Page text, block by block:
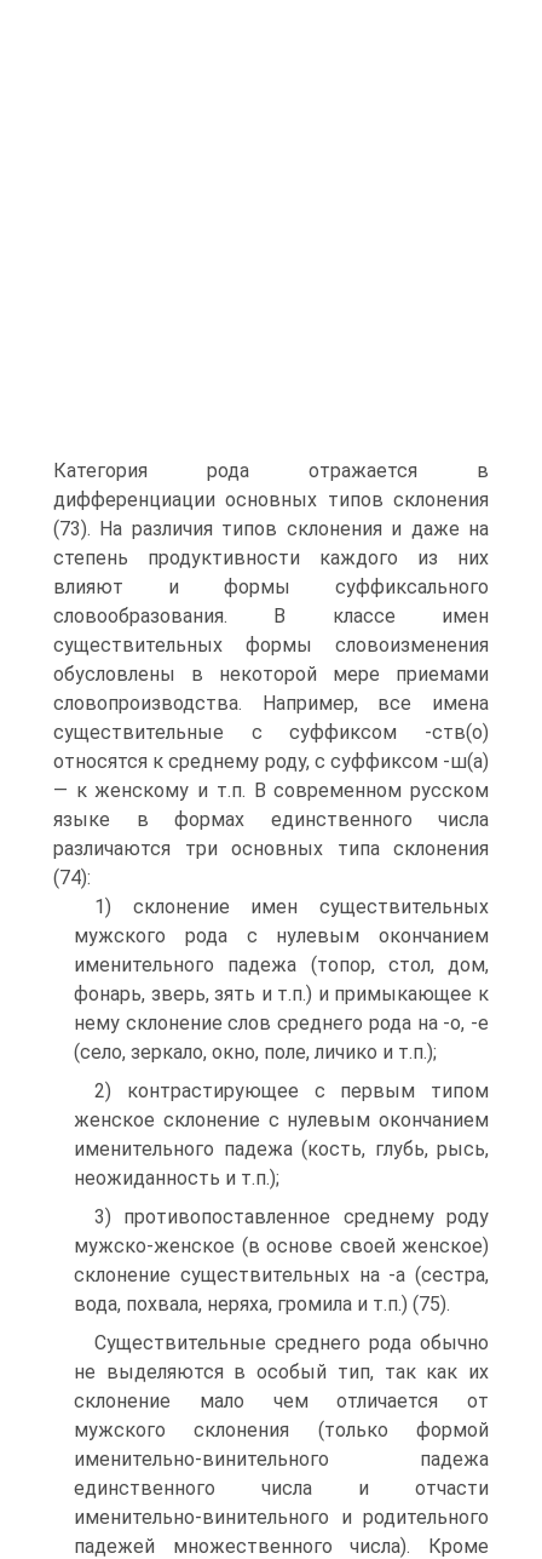
Категория рода отражается в
дифференциации основных типов склонения
(73). На различия типов склонения и даже на
степень продуктивности каждого из них
влияют и формы суффиксального
словообразования. В классе имен
существительных формы словоизменения
обусловлены в некоторой мере приемами
словопроизводства. Например, все имена
существительные с суффиксом -ств(о)
относятся к среднему роду, с суффиксом -ш(а)
— к женскому и т.п. В современном русском
языке в формах единственного числа
различаются три основных типа склонения
(74):
1) склонение имен существительных
мужского рода с нулевым окончанием
именительного падежа (топор, стол, дом,
фонарь, зверь, зять и т.п.) и примыкающее к
нему склонение слов среднего рода на -о, -е
(село, зеркало, окно, поле, личико и т.п.);
2) контрастирующее с первым типом
женское склонение с нулевым окончанием
именительного падежа (кость, глубь, рысь,
неожиданность и т.п.);
3) противопоставленное среднему роду
мужско-женское (в основе своей женское)
склонение существительных на -а (сестра,
вода, похвала, неряха, громила и т.п.) (75).
Существительные среднего рода обычно
не выделяются в особый тип, так как их
склонение мало чем отличается от
мужского склонения (только формой
именительно-винительного падежа
единственного числа и отчасти
именительно-винительного и родительного
падежей множественного числа). Кроме